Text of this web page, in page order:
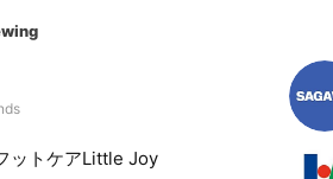
ットケアLittle Joy